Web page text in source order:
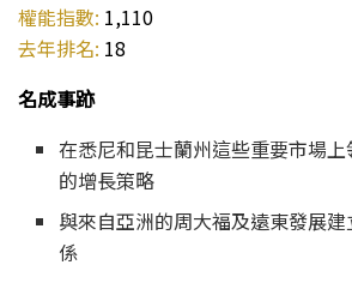
權能指數: 1,110
去年排名: 18
名成事跡
在悉尼和昆士蘭州這些重要市場
的增長策略
與來自亞洲的周大福及遠東發展
係